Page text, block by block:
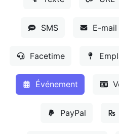
SMS E-mail
Facetime
Événement
PayPal